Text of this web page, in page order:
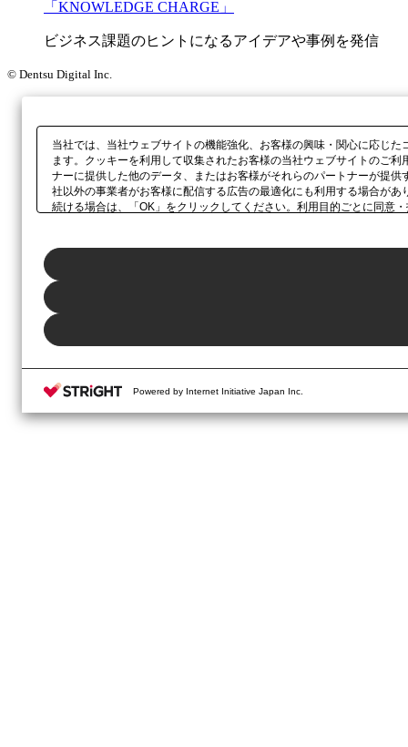
「KNOWLEDGE CHARGE」
ビジネス課題のヒントになるアイデアや事例を発信
© Dentsu Digital Inc.
当社では、当社ウェブサイトの機能強化、お客様の興味・関心に応じ
ます。クッキーを利用して収集されたお客様の当社ウェブサイトのご
ナーに提供した他のデータ、またはお客様がそれらのパートナーが提
社以外の事業者がお客様に配信する広告の最適化にも利用する場合が
続ける場合は、「OK」をクリックしてください。利用目的ごとに同意
Powered by Internet Initiative Japan Inc.